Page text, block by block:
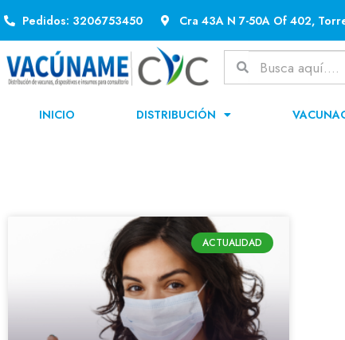
Pedidos: 3206753450 Cra 43A N 7-50A Of 402,
INICIO DISTRIBUCIÓN
ACTUALIDAD